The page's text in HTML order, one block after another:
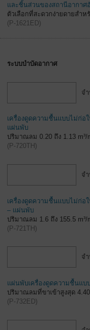
และชิ้นส่วนของสถานีอากาศ
ตัวเลือกที่สะดวกง่ายดายสำ
(P-1621ED)
ระบบบำบัดอากาศ
จ
เครื่องดูดความชื้นแบบไม่ก่อ
แผ่นพับ
ปริมาณลม 0.20 ถึง 1.13 m³/
(P-720TH )
จ
เครื่องดูดความชื้นแบบไม่ก่อ
– แผ่นพับ
ปริมาณลม 1.6 ถึง 155.5 m³/
(P-721TH)
จ
แผ่นพับเครื่องดูดความชื้นแบ
ปริมาณลมที่ขาเข้าสูงสุด
(P-732ED)